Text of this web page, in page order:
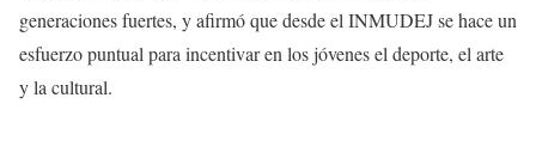
generaciones fuertes, y afirmó que desde el INMUDEJ se hace un
esfuerzo puntual para incentivar en los jóvenes el deporte, el arte
y la cultural.